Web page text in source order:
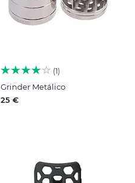
1
Grinder Metálico
25 €